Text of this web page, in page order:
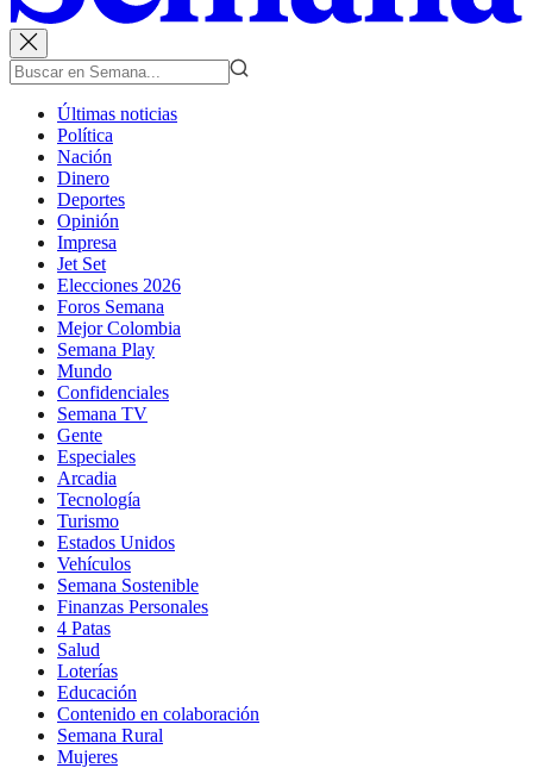
Últimas noticias
Política
Nación
Dinero
Deportes
Opinión
Impresa
Jet Set
Elecciones 2026
Foros Semana
Mejor Colombia
Semana Play
Mundo
Confidenciales
Semana TV
Gente
Especiales
Arcadia
Tecnología
Turismo
Estados Unidos
Vehículos
Semana Sostenible
Finanzas Personales
4 Patas
Salud
Loterías
Educación
Contenido en colaboración
Semana Rural
Mujeres